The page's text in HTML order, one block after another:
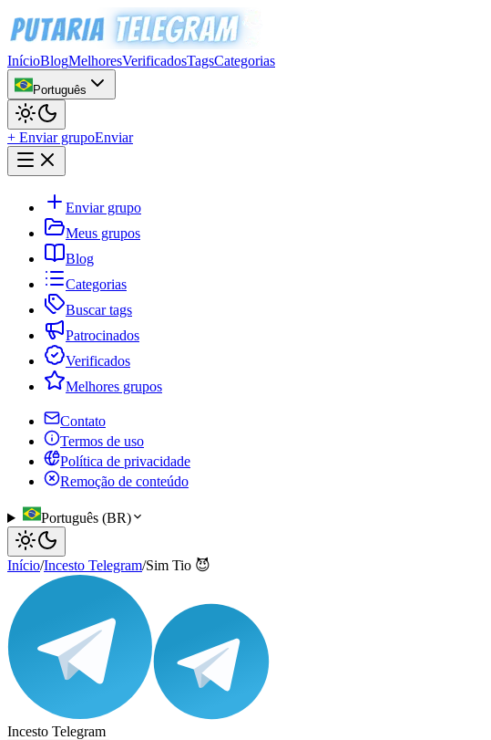
InícioBlogMelhoresVerificadosTagsCategorias
Português
+ Enviar grupoEnviar
Enviar grupo
Meus grupos
Blog
Categorias
Buscar tags
Patrocinados
Verificados
Melhores grupos
Contato
Termos de uso
Política de privacidade
Remoção de conteúdo
Português (BR)
Início/Incesto Telegram/Sim Tio 😈
Incesto Telegram